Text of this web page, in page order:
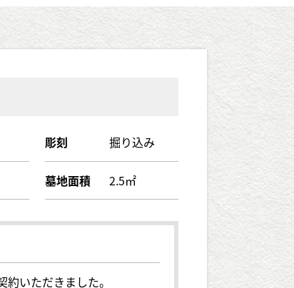
彫刻 掘り込み
墓地面積 2.5㎡
いただきました。